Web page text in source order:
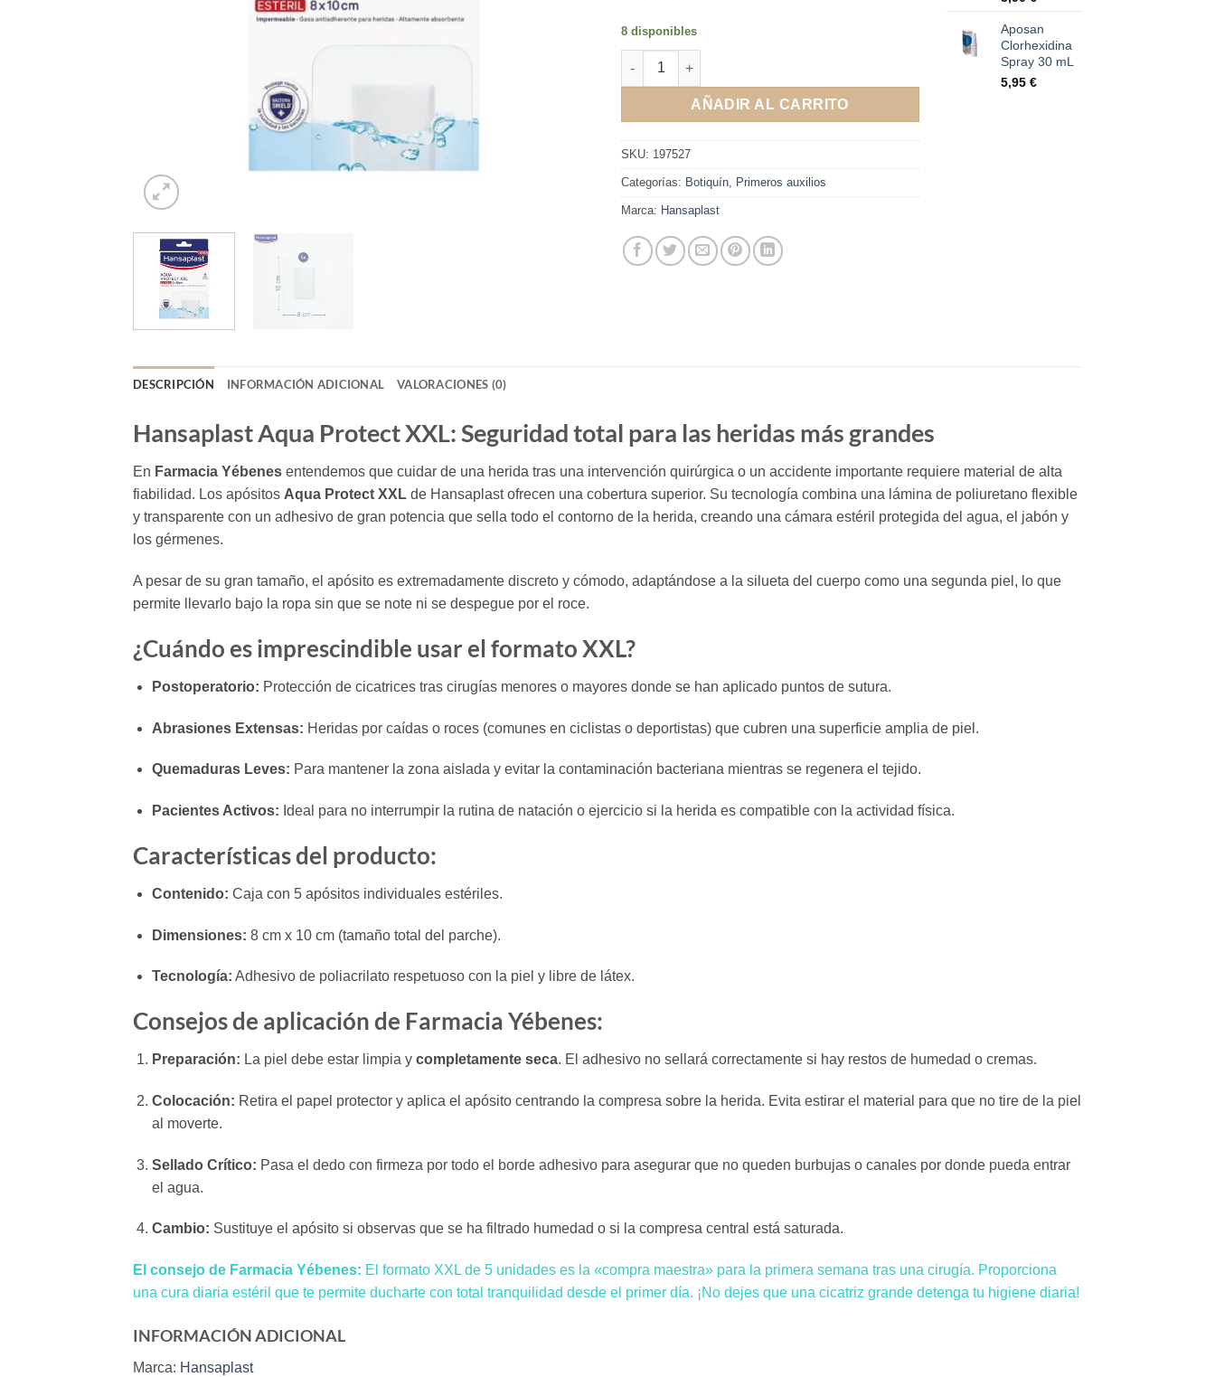
8 disponibles
Hansaplast Aqua Protect XXL 8x10cm 5 Apósitos cantidad
AÑADIR AL CARRITO
SKU: 197527
Categorías: Botiquín, Primeros auxilios
Marca: Hansaplast
Aposan
Clorhexidina
Spray 30 mL
5,95 €
DESCRIPCIÓN INFORMACIÓN ADICIONAL VALORACIONES (0)
Hansaplast Aqua Protect XXL: Seguridad total para las heridas más grandes
En Farmacia Yébenes entendemos que cuidar de una herida tras una intervención quirúrgica o un accidente importante requiere material de alta
fiabilidad. Los apósitos Aqua Protect XXL de Hansaplast ofrecen una cobertura superior. Su tecnología combina una lámina de poliuretano flexible
y transparente con un adhesivo de gran potencia que sella todo el contorno de la herida, creando una cámara estéril protegida del agua, el jabón y
los gérmenes.
A pesar de su gran tamaño, el apósito es extremadamente discreto y cómodo, adaptándose a la silueta del cuerpo como una segunda piel, lo que
permite llevarlo bajo la ropa sin que se note ni se despegue por el roce.
¿Cuándo es imprescindible usar el formato XXL?
Postoperatorio: Protección de cicatrices tras cirugías menores o mayores donde se han aplicado puntos de sutura.
Abrasiones Extensas: Heridas por caídas o roces (comunes en ciclistas o deportistas) que cubren una superficie amplia de piel.
Quemaduras Leves: Para mantener la zona aislada y evitar la contaminación bacteriana mientras se regenera el tejido.
Pacientes Activos: Ideal para no interrumpir la rutina de natación o ejercicio si la herida es compatible con la actividad física.
Características del producto:
Contenido: Caja con 5 apósitos individuales estériles.
Dimensiones: 8 cm x 10 cm (tamaño total del parche).
Tecnología: Adhesivo de poliacrilato respetuoso con la piel y libre de látex.
Consejos de aplicación de Farmacia Yébenes:
Preparación: La piel debe estar limpia y completamente seca. El adhesivo no sellará correctamente si hay restos de humedad o cremas.
Colocación: Retira el papel protector y aplica el apósito centrando la compresa sobre la herida. Evita estirar el material para que no tire de la piel
al moverte.
Sellado Crítico: Pasa el dedo con firmeza por todo el borde adhesivo para asegurar que no queden burbujas o canales por donde pueda entrar
el agua.
Cambio: Sustituye el apósito si observas que se ha filtrado humedad o si la compresa central está saturada.
El consejo de Farmacia Yébenes: El formato XXL de 5 unidades es la «compra maestra» para la primera semana tras una cirugía. Proporciona
una cura diaria estéril que te permite ducharte con total tranquilidad desde el primer día. ¡No dejes que una cicatriz grande detenga tu higiene diaria!
INFORMACIÓN ADICIONAL
Marca: Hansaplast